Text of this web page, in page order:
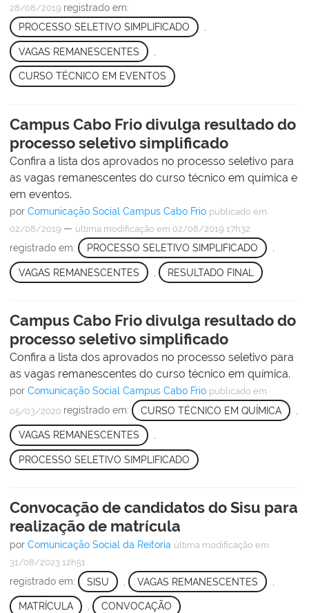
28/08/2019 registrado em:
PROCESSO SELETIVO SIMPLIFICADO
VAGAS REMANESCENTES
CURSO TÉCNICO EM EVENTOS
Campus Cabo Frio divulga resultado do
processo seletivo simplificado
Confira a lista dos aprovados no processo seletivo para
as vagas remanescentes do curso técnico em química e
em eventos.
por Comunicação Social Campus Cabo Frio publicado em
02/08/2019 — última modificação em 02/08/2019 17h32
registrado em: PROCESSO SELETIVO SIMPLIFICADO
VAGAS REMANESCENTES RESULTADO FINAL
Campus Cabo Frio divulga resultado do
processo seletivo simplificado
Confira a lista dos aprovados no processo seletivo para
as vagas remanescentes do curso técnico em química.
por Comunicação Social Campus Cabo Frio publicado em
05/03/2020 registrado em: CURSO TÉCNICO EM QUÍMICA
VAGAS REMANESCENTES ,
PROCESSO SELETIVO SIMPLIFICADO
Convocação de candidatos do Sisu para
realização de matrícula
por Comunicação Social da Reitoria última modificação em
31/08/2023 12h51
registrado em: SISU VAGAS REMANESCENTES
MATRÍCULA , CONVOCAÇÃO